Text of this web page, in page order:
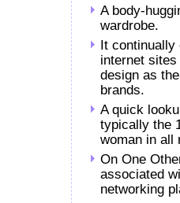
A body-
wardrobe.
It continually
internet
design as
brands.
A quick
typically the
woman in all
On One
associated
networking